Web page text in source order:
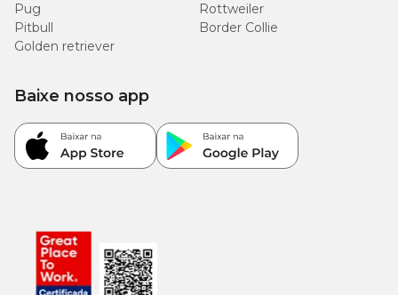
Pug
Rottweiler
Pitbull
Border Collie
Golden retriever
Baixe nosso app